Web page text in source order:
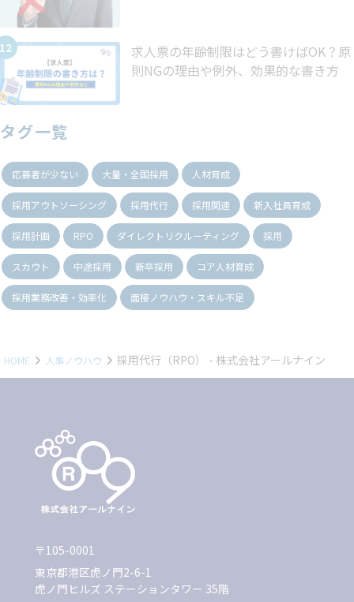
求人票の年齢制限はどう書けばOK？原
則NGの理由や例外、効果的な書き方
タグ一覧
応募者が少ない 大量・全国採用 人材育成
採用アウトソーシング 採用代行 採用関連 新入社員育成
採用計画 RPO ダイレクトリクルーティング 採用
スカウト 中途採用 新卒採用 コア人材育成
採用業務改善・効率化 面接ノウハウ・スキル不足
HOME 人事ノウハウ 採用代行（RPO） - 株式会社アールナイン
〒105-0001
東京都港区虎ノ門2-6-1
虎ノ門ヒルズ ステーションタワー 35階